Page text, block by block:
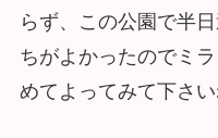
らず、この公園で半
ちがよかったのでミ
めてよってみて下さい